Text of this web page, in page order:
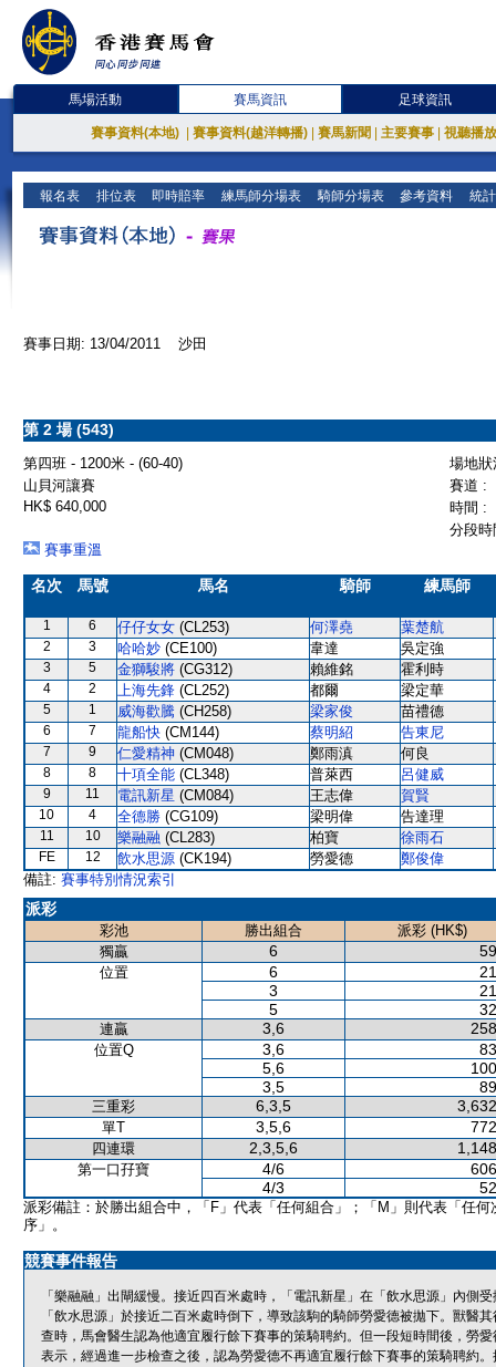
馬場活動 賽馬資訊 足球資訊
賽事資料(本地) 賽事資料(越洋轉播) 賽馬新聞 主要賽事 視聽播
報名表 排位表 即時賠率 練馬師分場表 騎師分場表 參考資料 統
賽事日期: 13/04/2011 沙田
第 2 場 (543)
第四班 - 1200米 - (60-40)
場地
山貝河讓賽
賽道 :
HK$ 640,000
時間 :
分段
賽事重溫
名次 馬號 馬名 騎師 練馬師
1 6 仔仔女女 (CL253) 何澤堯 葉楚航
2 3 哈哈妙 (CE100) 韋達 吳定強
3 5 金獅駿將 (CG312) 賴維銘 霍利時
4 2 上海先鋒 (CL252) 都爾 梁定華
5 1 威海歡騰 (CH258) 梁家俊 苗禮德
6 7 龍船快 (CM144) 蔡明紹 告東尼
7 9 仁愛精神 (CM048) 鄭雨滇 何良
8 8 十項全能 (CL348) 普萊西 呂健威
9 11 電訊新星 (CM084) 王志偉 賀賢
10 4 全德勝 (CG109) 梁明偉 告達理
11 10 樂融融 (CL283) 柏寶 徐雨石
FE 12 飲水思源 (CK194) 勞愛德
鄭俊偉
備註: 賽事特別情況索引
派彩
彩池 勝出組合
派彩 (HK$)
獨贏
6
位置 6
3
5
連贏 3,6
位置Q 3,6
5,6
3,5
三重彩 6,3,5
單T 3,5,6
四連環 2,3,5,6
第一口孖寶 4/6
4/3
派彩備註：於勝出組合中，「F」代表「任何組合」；「M」則代表「任何
序」。
競賽事件報告
「樂融融」出閘緩慢。接近四百米處時，「電訊新星」在「飲水思源」內側
「飲水思源」於接近二百米處時倒下，導致該駒的騎師勞愛德被拋下。獸醫
查時，馬會醫生認為他適宜履行餘下賽事的策騎聘約。但一段短時間後，勞
表示，經過進一步檢查之後，認為勞愛德不再適宜履行餘下賽事的策騎聘約